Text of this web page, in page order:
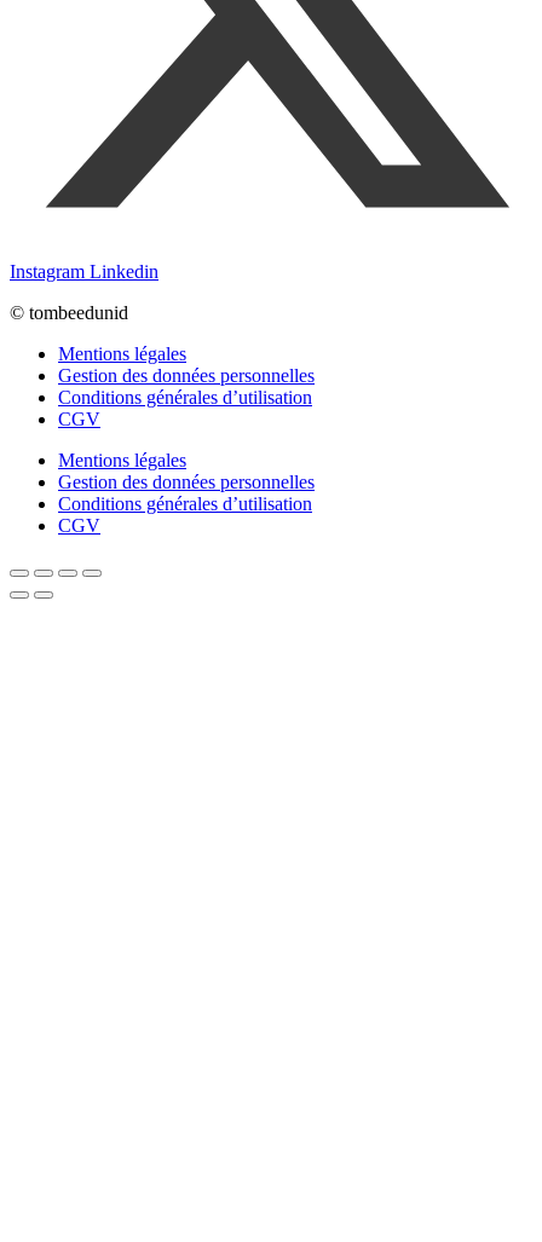
Instagram Linkedin
© tombeedunid
Mentions légales
Gestion des données personnelles
Conditions générales d’utilisation
CGV
Mentions légales
Gestion des données personnelles
Conditions générales d’utilisation
CGV